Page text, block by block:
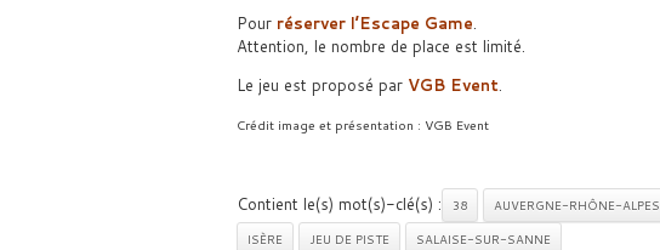
Pour réserver l’Escape Game.
Attention, le nombre de place est limité.
Le jeu est proposé par VGB Event.
Crédit image et présentation : VGB Event
Contient le(s) mot(s)-clé(s) : 38 AUVERGNE-RHÔNE-ALPES
ISÈRE
JEU DE PISTE SALAISE-SUR-SANNE